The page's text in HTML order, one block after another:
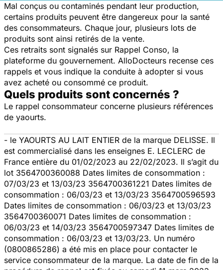
Mal conçus ou contaminés pendant leur production,
certains produits peuvent être dangereux pour la santé
des consommateurs. Chaque jour, plusieurs lots de
produits sont ainsi retirés de la vente.
Ces retraits sont signalés sur Rappel Conso, la
plateforme du gouvernement. AlloDocteurs recense ces
rappels et vous indique la conduite à adopter si vous
avez acheté ou consommé ce produit.
Quels produits sont concernés ?
Le rappel consommateur concerne plusieurs références
de yaourts.
- le YAOURTS AU LAIT ENTIER de la marque DELISSE. Il
est commercialisé dans les enseignes E. LECLERC de
France entière du 01/02/2023 au 22/02/2023. Il s’agit du
lot 3564700360088 Dates limites de consommation :
07/03/23 et 13/03/23 3564700361221 Dates limites de
consommation : 06/03/23 et 13/03/23 3564700596593
Dates limites de consommation : 06/03/23 et 13/03/23
3564700360071 Dates limites de consommation :
06/03/23 et 14/03/23 3564700597347 Dates limites de
consommation : 06/03/23 et 13/03/23. Un numéro
(0800865286) a été mis en place pour contacter le
service consommateur de la marque. La date de fin de la